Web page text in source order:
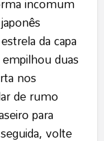
da capa
duas
nos
de rumo
para
volte